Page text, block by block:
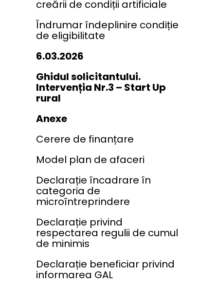
creării de condiții artificiale
Îndrumar îndeplinire condiție
de eligibilitate
6.03.2026
Ghidul solicitantului.
Intervenția Nr.3 – Start Up
rural
Anexe
Cerere de finanțare
Model plan de afaceri
Declarație încadrare în
categoria de
microîntreprindere
Declarație privind
respectarea regulii de cumul
de minimis
Declarație beneficiar privind
informarea GAL